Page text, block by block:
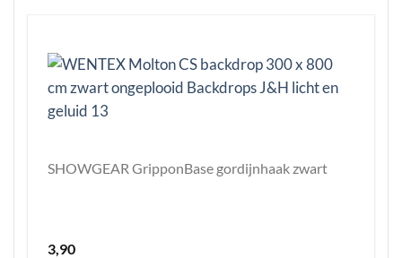
SHOWGEAR GripponBase gordijnhaak zwart
3,90